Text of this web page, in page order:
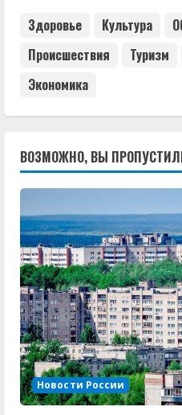
Здоровье Культура
Происшествия
Туризм
Экономика
ВОЗМОЖНО, ВЫ
Новости России